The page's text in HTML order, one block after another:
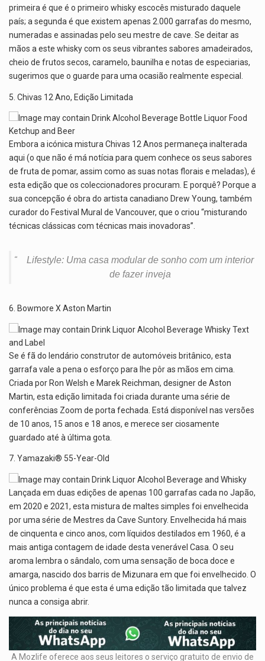
primeira é que é o primeiro whisky escocês misturado daquele
país; a segunda é que existem apenas 2.000 garrafas do mesmo,
numeradas e assinadas pelo seu mestre de cave. Se deitar as
mãos a este whisky com os seus vibrantes sabores amadeirados,
cheio de frutos secos, caramelo, baunilha e notas de especiarias,
sugerimos que o guarde para uma ocasião realmente especial.
5. Chivas 12 Ano, Edição Limitada
Embora a icónica mistura Chivas 12 Anos permaneça inalterada
aqui (o que não é má notícia para quem conhece os seus sabores
de fruta de pomar, assim como as suas notas florais e meladas), é
esta edição que os coleccionadores procuram. E porquê? Porque a
sua concepção é obra do artista canadiano Drew Young, também
curador do Festival Mural de Vancouver, que o criou “misturando
técnicas clássicas com técnicas mais inovadoras”.
Lifestyle: Uma casa modular de sonho com um interior
de fazer inveja
6. Bowmore X Aston Martin
Se é fã do lendário construtor de automóveis britânico, esta
garrafa vale a pena o esforço para lhe pôr as mãos em cima.
Criada por Ron Welsh e Marek Reichman, designer de Aston
Martin, esta edição limitada foi criada durante uma série de
conferências Zoom de porta fechada. Está disponível nas versões
de 10 anos, 15 anos e 18 anos, e merece ser ciosamente
guardado até à última gota.
7. Yamazaki® 55-Year-Old
Lançada em duas edições de apenas 100 garrafas cada no Japão,
em 2020 e 2021, esta mistura de maltes simples foi envelhecida
por uma série de Mestres da Cave Suntory. Envelhecida há mais
de cinquenta e cinco anos, com líquidos destilados em 1960, é a
mais antiga contagem de idade desta venerável Casa. O seu
aroma lembra o sândalo, com uma sensação de boca doce e
amarga, nascido dos barris de Mizunara em que foi envelhecido. O
único problema é que esta é uma edição tão limitada que talvez
nunca a consiga abrir.
A Mozlife oferece aos seus leitores o serviço gratuito de envio de